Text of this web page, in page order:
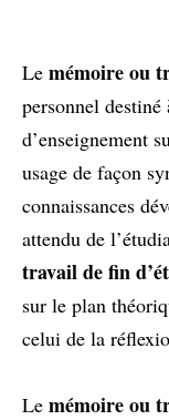
Le mémoire ou
personnel destiné
d’enseignement
usage de façon
connaissances
attendu de
travail de fin
sur le plan
celui de la
Le mémoire ou